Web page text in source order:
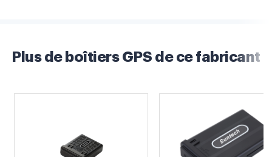
Plus de boîtiers GPS de ce fabricant